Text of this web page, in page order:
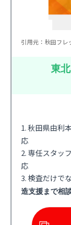
引用元：秋田フ
東
1. 秋田県由利
応
2. 専任スタッ
応
3. 検査だけで
造支援まで相